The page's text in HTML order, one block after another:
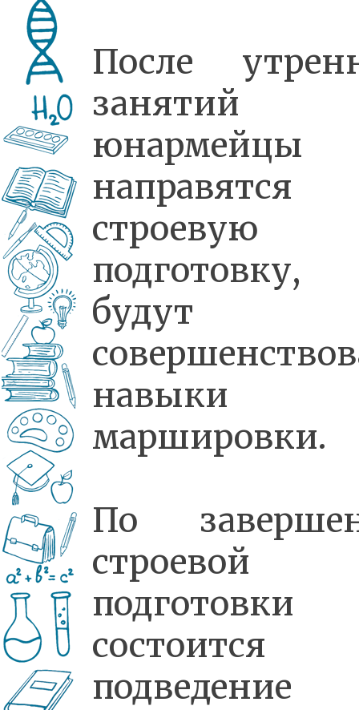
После
занятий
юнармейцы
направятся
строевую
подготовку,
будут
навыки
маршировки.
По
строевой
подготовки
состоится
подведение